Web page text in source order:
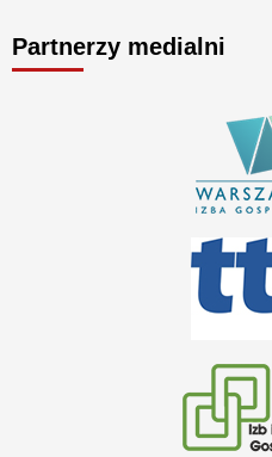
Partnerzy medialni